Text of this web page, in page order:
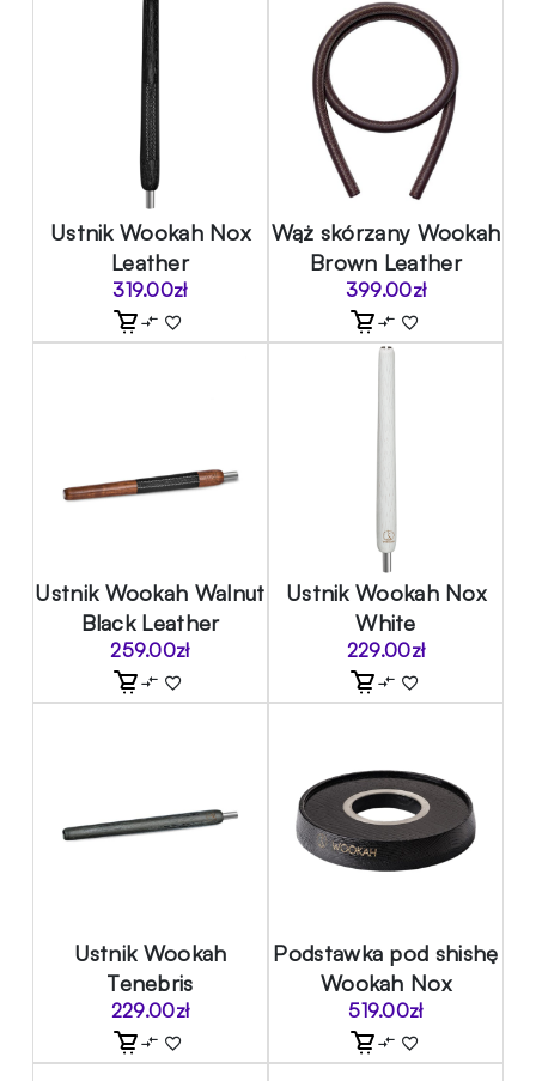
Ustnik Wookah Nox
Leather
319.00zł
Wąż skórzany Wookah
Brown Leather
399.00zł
Ustnik Wookah Walnut
Black Leather
259.00zł
Ustnik Wookah Nox
White
229.00zł
Ustnik Wookah
Tenebris
229.00zł
Podstawka pod shishę
Wookah Nox
519.00zł